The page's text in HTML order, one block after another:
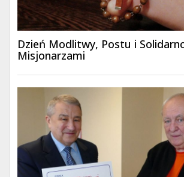
Dzień Modlitwy, Postu i
Misjonarzami